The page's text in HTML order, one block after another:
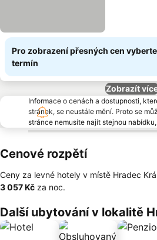
Pro zobrazení přesných cen vyberte
termín
Zobrazít
Informace o cenách a dostupnosti,
stránek, se neustále mění. Proto se
stránce nemusíte najít stejnou
Cenové rozpětí
Ceny za levné hotely v místě Hradec
‎3 057 Kč za noc.
Další ubytování v lokalitě